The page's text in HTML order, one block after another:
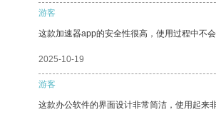
游客
这款加速器app的安全性很高，使用过程中不
2025-10-19
游客
这款办公软件的界面设计非常简洁，使用起来